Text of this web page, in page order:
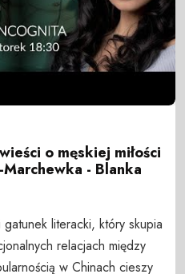
o męskiej miłości
- Blanka
literacki, który skupia
relacjach między
w Chinach cieszy